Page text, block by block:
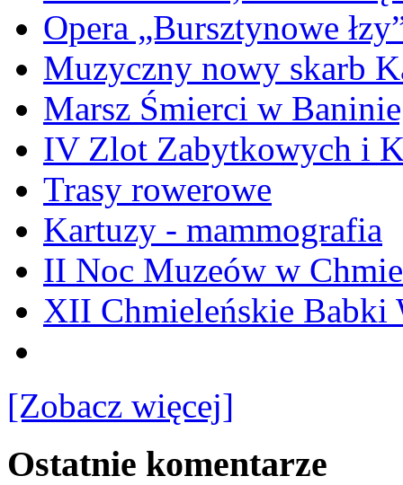
Opera „Bursztynowe
Muzyczny nowy skarb
Marsz Śmierci w
IV Zlot Zabytkowych i
Trasy rowerowe
Kartuzy - mammografia
II Noc Muzeów w
XII Chmieleńskie Babki
[Zobacz więcej]
Ostatnie komentarze